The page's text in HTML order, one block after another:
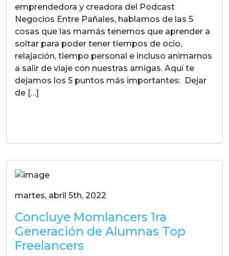
emprendedora y creadora del Podcast
Negocios Entre Pañales, hablamos de las 5
cosas que las mamás tenemos que aprender a
soltar para poder tener tiempos de ocio,
relajación, tiempo personal e incluso animarnos
a salir de viaje con nuestras amigas. Aquí te
dejamos los 5 puntos más importantes: Dejar
de […]
martes, abril 5th, 2022
Concluye Momlancers 1ra
Generación de Alumnas Top
Freelancers